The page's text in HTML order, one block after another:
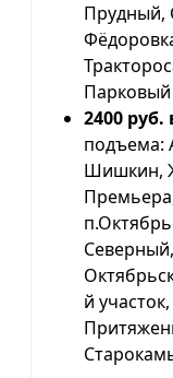
Прудный,
2400
подъема:
Шишкин,
й